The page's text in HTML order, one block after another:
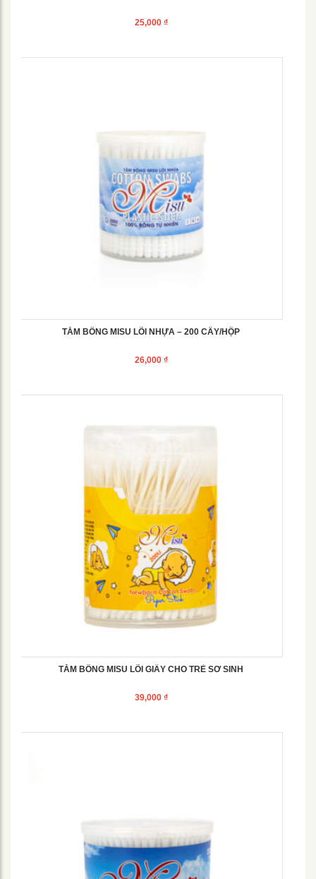
25,000 ₫
TĂM BÔNG MISU LÕI NHỰA – 200 CÂY/HỘP
26,000 ₫
TĂM BÔNG MISU LÕI GIẤY CHO TRẺ SƠ SINH
39,000 ₫